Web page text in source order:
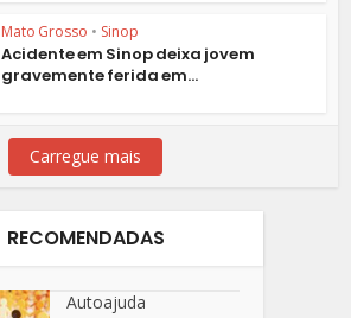
Mato Grosso • Sinop
Acidente em Sinop deixa jovem
gravemente ferida em...
Carregue mais
RECOMENDADAS
Autoajuda